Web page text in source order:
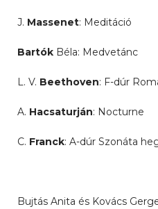
J. Massenet: Meditáció
Bartók Béla: Medvetánc
L. V. Beethoven: F-dúr
A. Hacsaturján: Nocturne
C. Franck: A-dúr Szonáta
Bujtás Anita és Kovács